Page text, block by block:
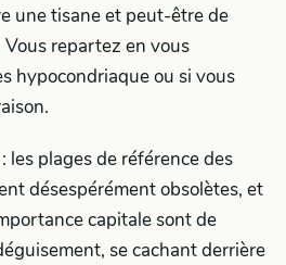
une tisane et peut-être de
repartez en vous
hypocondriaque ou si vous
les plages de référence des
désespérément obsolètes, et
capitale sont de
se cachant derrière